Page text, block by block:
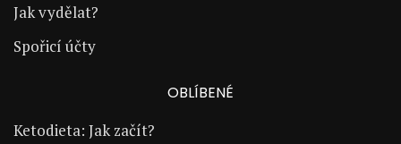
Jak vydělat?
Spořicí účty
OBLÍBENÉ
Ketodieta: Jak začít?